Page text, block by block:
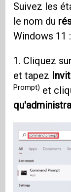
Suivez les
le nom du
Windows 11 :
1. Cliquez
et tapez
Prompt) et